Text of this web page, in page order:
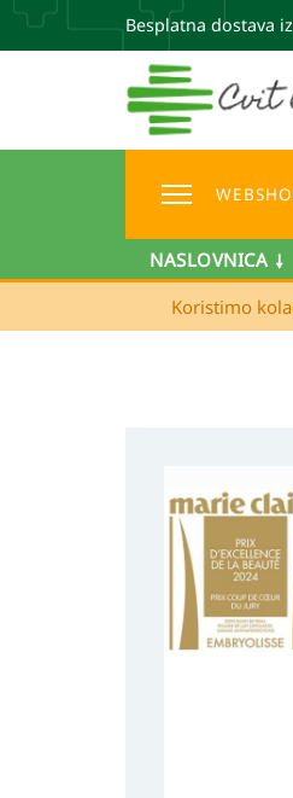
Besplatna dostava
NASLOVNICA
Koristimo